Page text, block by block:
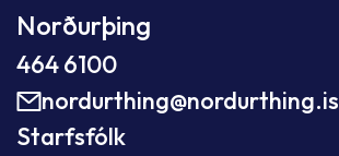
Norðurþing
464 6100
nordurthing@nordurthing.is
Starfsfólk